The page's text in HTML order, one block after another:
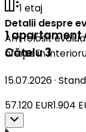
1 etaj
Detalii despre
Am folosit
oferte în
1
Cățelu 3
15.07.2026·
57.120 EUR1.904